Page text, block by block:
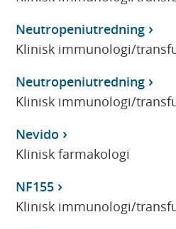
Neutropeniutredning
Klinisk immunologi/
Neutropeniutredning
Klinisk immunologi/
Nevido
Klinisk farmakologi
NF155
Klinisk immunologi/